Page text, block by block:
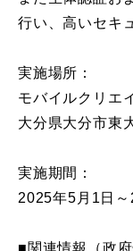
行い、高いセキ
実施場所：
モバイルクリエ
大分県大分市東
実施期間：
2025年5月1日
■関連情報（政府